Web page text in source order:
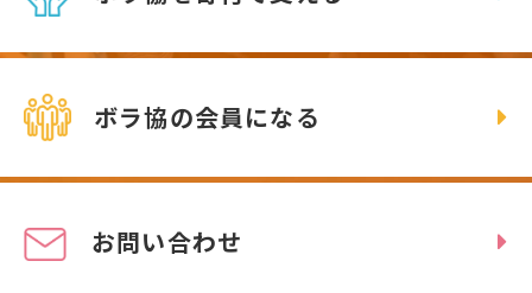
ボラ協の会員になる
お問い合わせ